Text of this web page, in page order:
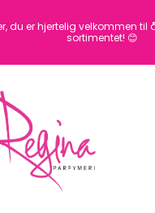
du er hjertelig velkommen
sortimentet! 😊